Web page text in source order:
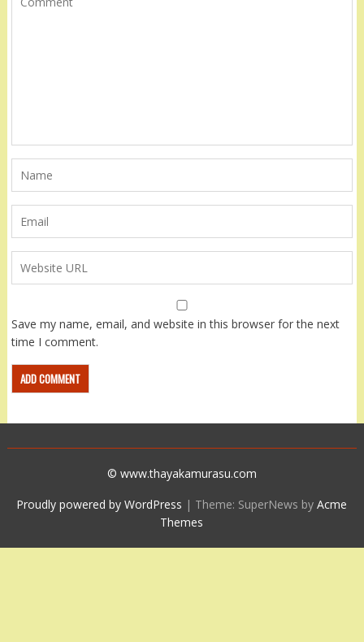
Save my name, email, and website in this browser for the next
time I comment.
© www.thayakamurasu.com
Proudly powered by WordPress | Theme: SuperNews byAcme
Themes